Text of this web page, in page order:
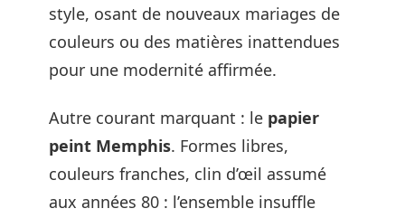
style, osant de nouveaux mariages de
couleurs ou des matières inattendues
pour une modernité affirmée.
Autre courant marquant : le papier
peint Memphis. Formes libres,
couleurs franches, clin d’œil assumé
aux années 80 : l’ensemble insuffle